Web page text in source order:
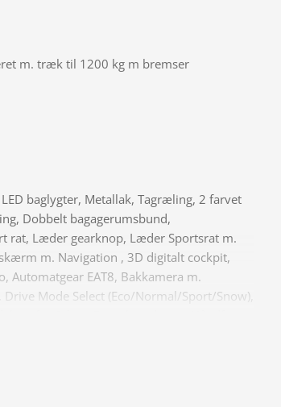
m. træk til 1200 kg m bremser
baglygter, Metallak, Tagræling, 2 farvet
Dobbelt bagagerumsbund,
rat, Læder gearknop, Læder Sportsrat m.
m. Navigation , 3D digitalt cockpit,
Automatgear EAT8, Bakkamera m.
Mode Select (Eco/Normal/Sport/Snow),
USB stik